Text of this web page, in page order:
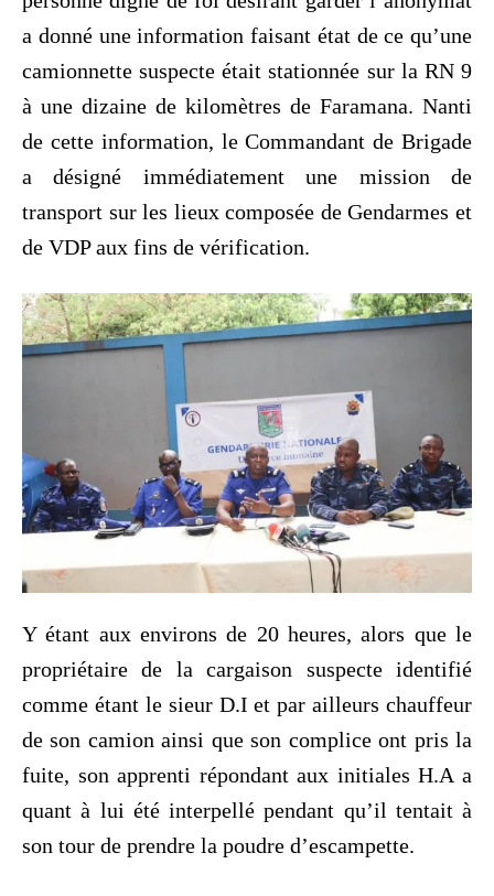
a donné une information faisant état de ce qu’une
camionnette suspecte était stationnée sur la RN 9
à une dizaine de kilomètres de Faramana. Nanti
de cette information, le Commandant de Brigade
a désigné immédiatement une mission de
transport sur les lieux composée de Gendarmes et
de VDP aux fins de vérification.
Y étant aux environs de 20 heures, alors que le
propriétaire de la cargaison suspecte identifié
comme étant le sieur D.I et par ailleurs chauffeur
de son camion ainsi que son complice ont pris la
fuite, son apprenti répondant aux initiales H.A a
quant à lui été interpellé pendant qu’il tentait à
son tour de prendre la poudre d’escampette.